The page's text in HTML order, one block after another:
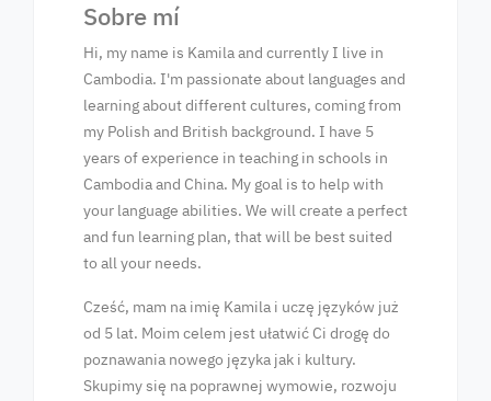
Sobre mí
Hi, my name is Kamila and currently I live in
Cambodia. I'm passionate about languages and
learning about different cultures, coming from
my Polish and British background. I have 5
years of experience in teaching in schools in
Cambodia and China. My goal is to help with
your language abilities. We will create a perfect
and fun learning plan, that will be best suited
to all your needs.
Cześć, mam na imię Kamila i uczę języków już
od 5 lat. Moim celem jest ułatwić Ci drogę do
poznawania nowego języka jak i kultury.
Skupimy się na poprawnej wymowie, rozwoju